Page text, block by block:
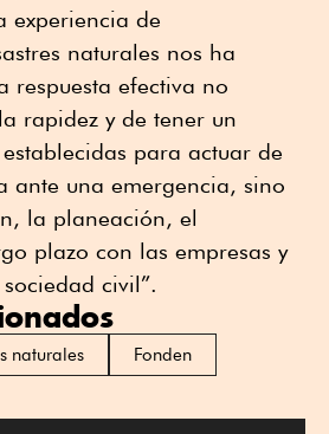
experiencia de
naturales nos ha
respuesta efectiva no
rapidez y de tener un
para actuar de
ante una emergencia, sino
la planeación, el
plazo con las empresas y
civil”.
naturales
Fonden